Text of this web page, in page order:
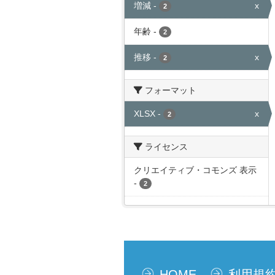
増減 - 2 x
年齢 - 2
推移 - 2 x
フォーマット
XLSX - 2 x
ライセンス
クリエイティブ・コモンズ 表示
-
2